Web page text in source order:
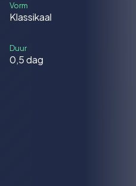
Vorm
Klassikaal
Duur
0,5 dag